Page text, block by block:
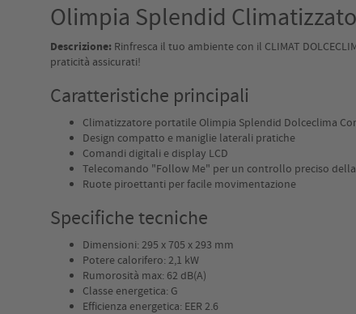
Olimpia Splendid
Descrizione: Rinfresca il tuo ambiente con il CLIMAT
praticità assicurati!
Caratteristiche principali
Climatizzatore portatile Olimpia Splendid Dolceclima
Design compatto e maniglie laterali pratiche
Comandi digitali e display LCD
Telecomando "Follow Me" per un controllo preciso
Ruote piroettanti per facile movimentazione
Specifiche tecniche
Dimensioni: 295 x 705 x 293 mm
Potere calorifero: 2,1 kW
Rumorosità max: 62 dB(A)
Classe energetica: G
Efficienza energetica: EER 2.6